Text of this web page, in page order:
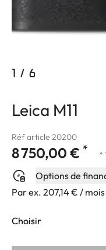
1 / 6
Leica M11
Réf article 20200
8 750,00 € * *
Options de
Par ex. 207,14 € /
Choisir